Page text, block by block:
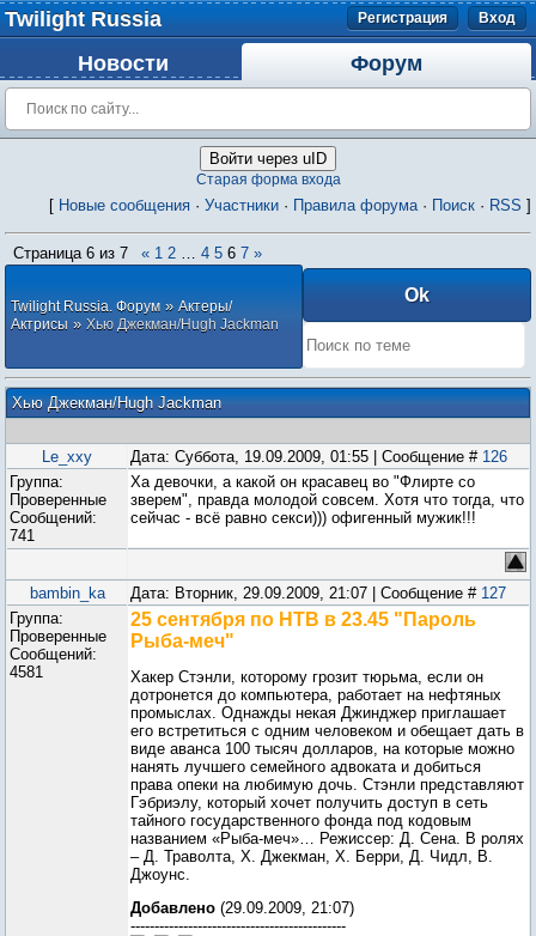
Twilight Russia Регистрация Вход
Новости Форум
Войти через uID
Старая форма входа
[ Новые сообщения · Участники · Правила форума· Поиск · RSS ]
Страница 6 из 7 « 1 2 … 4 5 6 7 »
Twilight Russia. Форум » Актеры/
Актрисы » Хью Джекман/Hugh Jackman
Хью Джекман/Hugh Jackman
Le_xxy Дата: Суббота, 19.09.2009, 01:55 | Сообщение # 126
Группа:
Проверенные
Сообщений:
741
Ха девочки, а какой он красавец во "Флирте со
зверем", правда молодой совсем. Хотя что тогда, что
сейчас - всё равно секси))) офигенный мужик!!!
bambin_ka Дата: Вторник, 29.09.2009, 21:07 | Сообщение # 127
Группа:
Проверенные
Сообщений:
4581
25 сентября по НТВ в 23.45 "Пароль
Рыба-меч"
Хакер Стэнли, которому грозит тюрьма, если он
дотронется до компьютера, работает на нефтяных
промыслах. Однажды некая Джинджер приглашает
его встретиться с одним человеком и обещает дать в
виде аванса 100 тысяч долларов, на которые можно
нанять лучшего семейного адвоката и добиться
права опеки на любимую дочь. Стэнли представляют
Гэбриэлу, который хочет получить доступ в сеть
тайного государственного фонда под кодовым
названием «Рыба-меч»… Режиссер: Д. Сена. В ролях
– Д. Траволта, Х. Джекман, Х. Берри, Д. Чидл, В.
Джоунс.
Добавлено (29.09.2009, 21:07)
---------------------------------------------